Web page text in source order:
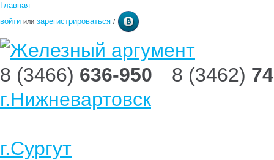
Главная
войти или зарегистрироваться /
8 (3466) 636-950 8 (3462)
г.Нижневартовск
г.Сургут